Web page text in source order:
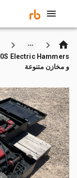
و مخازن متنوعة